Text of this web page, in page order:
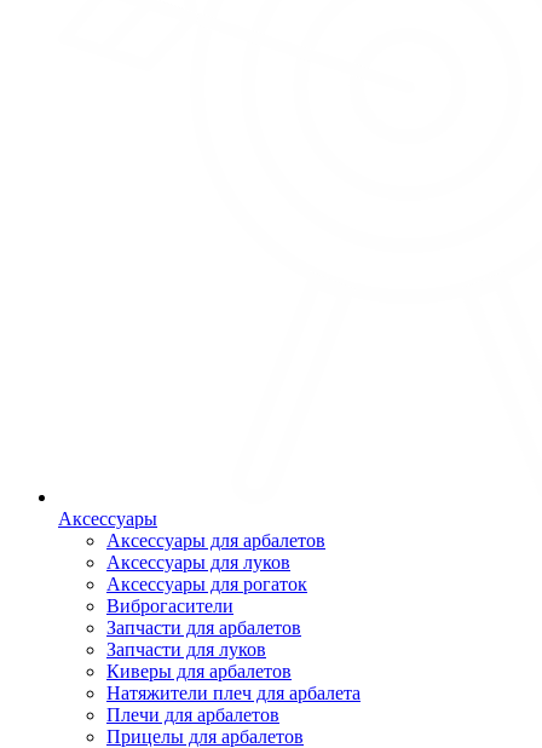
Аксессуары
Аксессуары для арбалетов
Аксессуары для луков
Аксессуары для рогаток
Виброгасители
Запчасти для арбалетов
Запчасти для луков
Киверы для арбалетов
Натяжители плеч для арбалета
Плечи для арбалетов
Прицелы для арбалетов